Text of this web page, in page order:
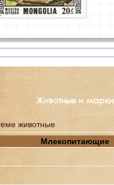
Животные и марки
животные
Млекопитающие